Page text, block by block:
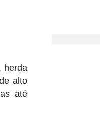
herda
alto
até